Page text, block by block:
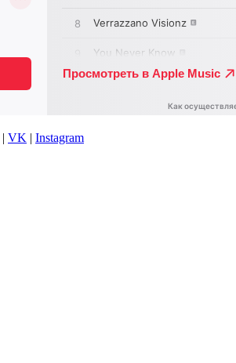
| VK | Instagram